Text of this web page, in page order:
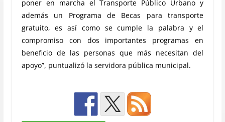
poner en marcha el Transporte Público Urbano y
además un Programa de Becas para transporte
gratuito, es así como se cumple la palabra y el
compromiso con dos importantes programas en
beneficio de las personas que más necesitan del
apoyo”, puntualizó la servidora pública municipal.